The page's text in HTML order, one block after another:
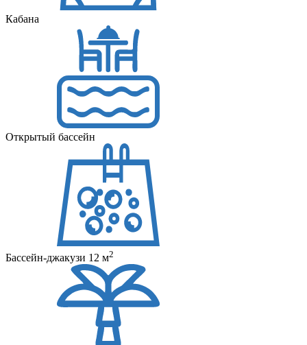
Кабана
Открытый бассейн
Бассейн-джакузи 12 м2